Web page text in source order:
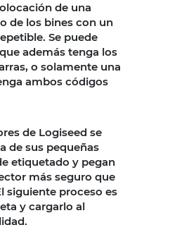
de una
de los bines con un
Se puede
además tenga los
o solamente una
ambos códigos
de Logiseed se
de sus pequeñas
etiquetado y pegan
más seguro que
siguiente proceso es
y cargarlo al